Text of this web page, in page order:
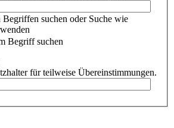
Begriffen suchen oder Suche wie
Begriff suchen
für teilweise Übereinstimmungen.